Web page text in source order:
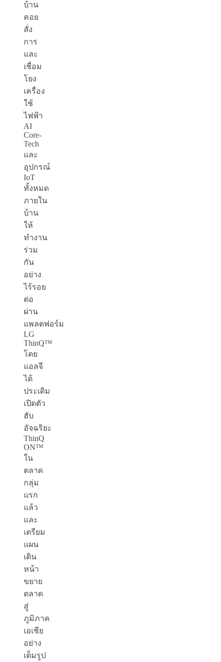
บ้าน
คอย
สั่ง
การ
และ
เชื่อม
โยง
เครื่อง
ใช้
ไฟฟ้า
AI
Core-
Tech
และ
อุปกรณ์
IoT
ทั้งหมด
ภายใน
บ้าน
ให้
ทำงาน
ร่วม
กัน
อย่าง
ไร้รอย
ต่อ
ผ่าน
แพลตฟอร์ม
LG
ThinQ™
โดย
แอลจี
ได้
ประเดิม
เปิดตัว
ฮับ
อัจฉริยะ
ThinQ
ON™
ใน
ตลาด
กลุ่ม
แรก
แล้ว
และ
เตรียม
แผน
เดิน
หน้า
ขยาย
ตลาด
สู่
ภูมิภาค
เอเชีย
อย่าง
เต็มรูป